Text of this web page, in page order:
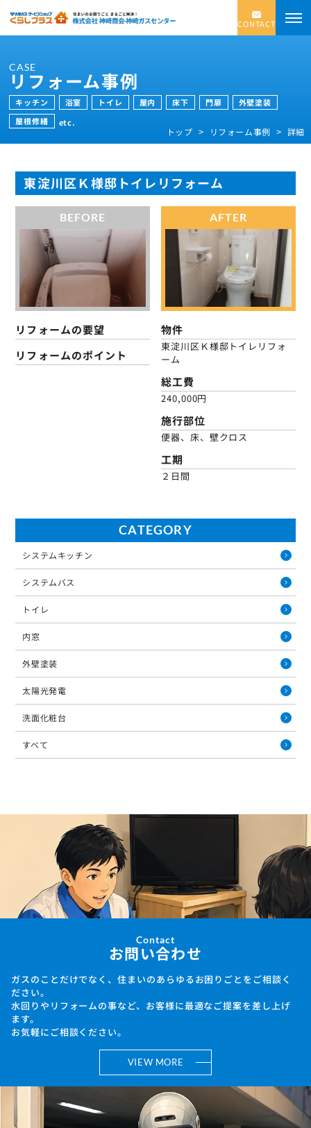
CONTACT
CASE
リフォーム事例
キッチン 浴室 トイレ 屋内 床下 門扉
外壁塗装
屋根修繕
etc.
トップ リフォーム事例 詳細
CATEGORY
システムキッチン
システムバス
トイレ
内窓
外壁塗装
太陽光発電
洗面化粧台
すべて
東淀川区Ｋ様邸トイレリフォーム
BEFORE
リフォームの要望
リフォームのポイント
AFTER
物件
東淀川区Ｋ様邸トイレリフォ
ーム
総工費
240,000円
施行部位
便器、床、壁クロス
工期
２日間
Contact
お問い合わせ
ガスのことだけでなく、住まいのあらゆるお困りごとをご相談く
ださい。
水回りやリフォームの事など、お客様に最適なご提案を差し上げ
ます。
お気軽にご相談ください。
VIEW MORE